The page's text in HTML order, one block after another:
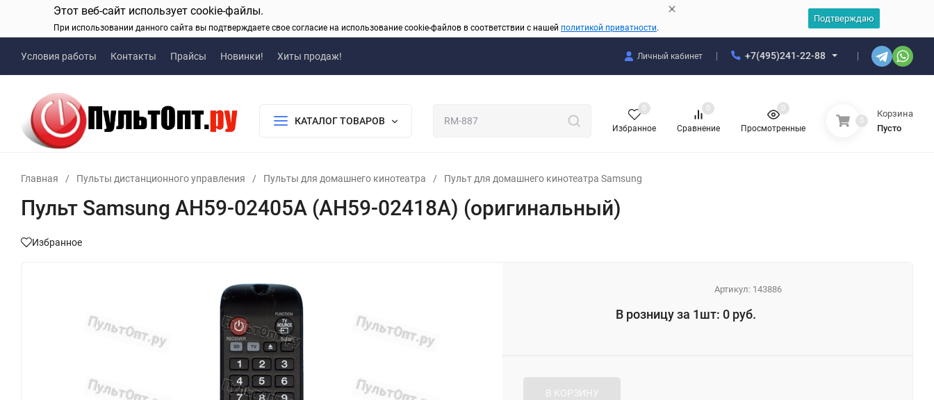
Этот веб-сайт использует cookie-файлы.
При использовании данного сайта вы подтверждаете свое согласие на использование cookie-файлов в соответствии с нашей политикой приватности.
Подтверждаю
Условия работы Контакты Прайсы Новинки! Хиты продаж! Личный кабинет +7(495)241-22-88
КАТАЛОГ ТОВАРОВ
Избранное
0
Сравнение
0
Просмотренные
0
0
Корзина
Пусто
Главная / Пульты дистанционного управления / Пульты для домашнего кинотеатра / Пульт для домашнего кинотеатра Samsung
Пульт Samsung AH59-02405A (AH59-02418A) (оригинальный)
Избранное
Артикул: 143886
В розницу за 1шт: 0 руб.
В КОРЗИНУ